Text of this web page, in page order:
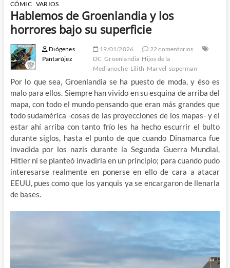
CÓMIC VARIOS
Hablemos de Groenlandia y los
horrores bajo su superficie
Diógenes
Pantarújez
19/01/2026
22 comentarios
DC Groenlandia Hijos de la
Medianoche Lilith Marvel superman
Por lo que sea, Groenlandia se ha puesto de moda, y éso es
malo para ellos. Siempre han vivido en su esquina de arriba del
mapa, con todo el mundo pensando que eran más grandes que
todo sudamérica -cosas de las proyecciones de los mapas- y el
estar ahí arriba con tanto frío les ha hecho escurrir el bulto
durante siglos, hasta el punto de que cuando Dinamarca fue
invadida por los nazis durante la Segunda Guerra Mundial,
Hitler ni se planteó invadirla en un principio; para cuando pudo
interesarse realmente en ponerse en ello de cara a atacar
EEUU, pues como que los yanquis ya se encargaron de llenarla
de bases.